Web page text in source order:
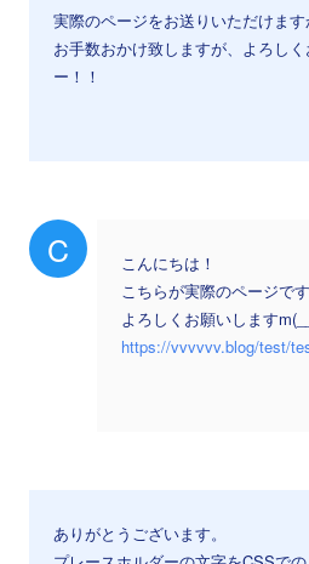
実際のページをお送りいただけます
お手数おかけ致しますが、よろし
ー！！
C
こんにちは！
こちらが実際のページです
よろしくお願いします
https://vvvvvv.blog/test/
ありがとうございます。